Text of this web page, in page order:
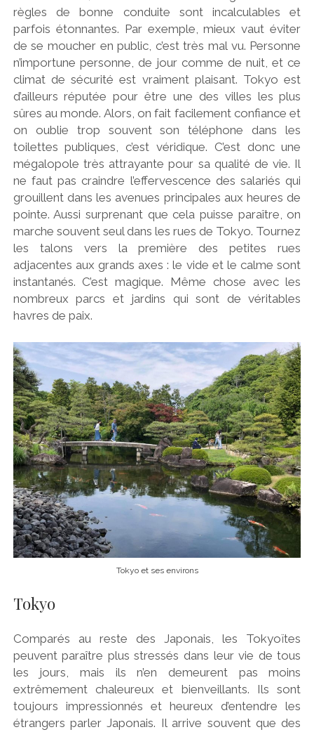
règles de bonne conduite sont incalculables et
parfois étonnantes. Par exemple, mieux vaut éviter
de se moucher en public, c’est très mal vu. Personne
n’importune personne, de jour comme de nuit, et ce
climat de sécurité est vraiment plaisant. Tokyo est
d’ailleurs réputée pour être une des villes les plus
sûres au monde. Alors, on fait facilement confiance et
on oublie trop souvent son téléphone dans les
toilettes publiques, c’est véridique. C’est donc une
mégalopole très attrayante pour sa qualité de vie. Il
ne faut pas craindre l’effervescence des salariés qui
grouillent dans les avenues principales aux heures de
pointe. Aussi surprenant que cela puisse paraître, on
marche souvent seul dans les rues de Tokyo. Tournez
les talons vers la première des petites rues
adjacentes aux grands axes : le vide et le calme sont
instantanés. C’est magique. Même chose avec les
nombreux parcs et jardins qui sont de véritables
havres de paix.
Tokyo et ses environs
Tokyo
Comparés au reste des Japonais, les Tokyoïtes
peuvent paraître plus stressés dans leur vie de tous
les jours, mais ils n’en demeurent pas moins
extrêmement chaleureux et bienveillants. Ils sont
toujours impressionnés et heureux d’entendre les
étrangers parler Japonais. Il arrive souvent que des